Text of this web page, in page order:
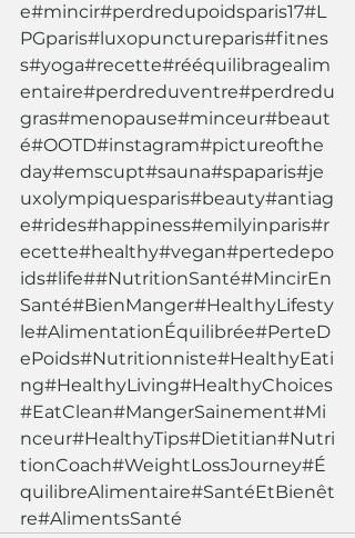
e#mincir#perdredupoidsparis17#L
PGparis#luxopunctureparis#fitnes
s#yoga#recette#rééquilibragealim
entaire#perdreduventre#perdredu
gras#menopause#minceur#beaut
é#OOTD#instagram#pictureofthe
day#emscupt#sauna#spaparis#je
uxolympiquesparis#beauty#antiag
e#rides#happiness#emilyinparis#r
ecette#healthy#vegan#pertedepo
ids#life##NutritionSanté#MincirEn
Santé#BienManger#HealthyLifesty
le#AlimentationÉquilibrée#PerteD
ePoids#Nutritionniste#HealthyEati
ng#HealthyLiving#HealthyChoices
#EatClean#MangerSainement#Mi
nceur#HealthyTips#Dietitian#Nutri
tionCoach#WeightLossJourney#É
quilibreAlimentaire#SantéEtBienêt
re#AlimentsSanté